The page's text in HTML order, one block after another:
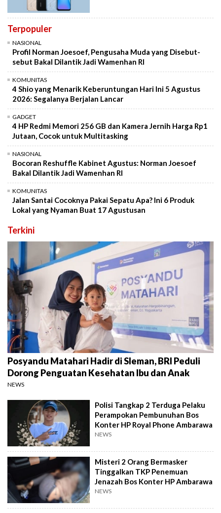
Terpopuler
NASIONAL
Profil Norman Joesoef, Pengusaha Muda yang Disebut-
sebut Bakal Dilantik Jadi Wamenhan RI
KOMUNITAS
4 Shio yang Menarik Keberuntungan Hari Ini 5 Agustus
2026: Segalanya Berjalan Lancar
GADGET
4 HP Redmi Memori 256 GB dan Kamera Jernih Harga Rp1
Jutaan, Cocok untuk Multitasking
NASIONAL
Bocoran Reshuffle Kabinet Agustus: Norman Joesoef
Bakal Dilantik Jadi Wamenhan RI
KOMUNITAS
Jalan Santai Cocoknya Pakai Sepatu Apa? Ini 6 Produk
Lokal yang Nyaman Buat 17 Agustusan
Terkini
Posyandu Matahari Hadir di Sleman, BRI Peduli
Dorong Penguatan Kesehatan Ibu dan Anak
NEWS
Polisi Tangkap 2 Terduga Pelaku
Perampokan Pembunuhan Bos
Konter HP Royal Phone Ambarawa
NEWS
Misteri 2 Orang Bermasker
Tinggalkan TKP Penemuan
Jenazah Bos Konter HP Ambarawa
NEWS